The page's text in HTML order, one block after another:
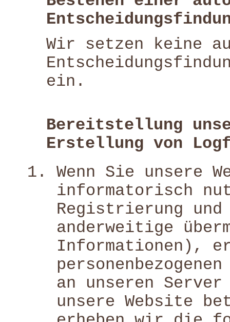
Wir setzen keine
ein.
Bereitstellung
Erstellung von
Wenn Sie unsere
informatorisch
Registrierung und
anderweitige
Informationen),
an unseren
unsere Website